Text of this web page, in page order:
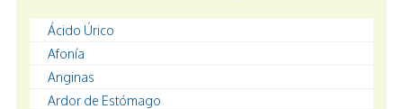
Ácido Úrico
Afonía
Anginas
Ardor de Estómago